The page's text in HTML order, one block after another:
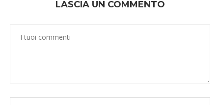
LASCIA UN COMMENTO